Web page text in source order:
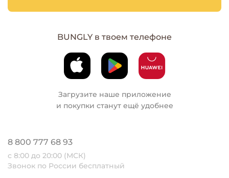
BUNGLY в твоем телефоне
Загрузите наше приложение
и покупки станут ещё удобнее
8 800 777 68 93
с 8:00 до 20:00 (МСК)
Звонок по России бесплатный